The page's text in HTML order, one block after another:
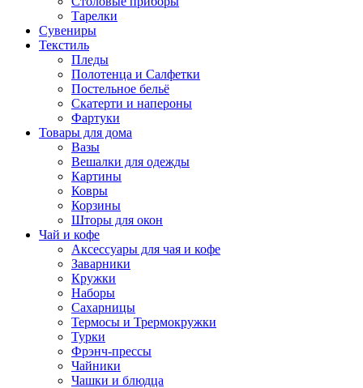
Тарелки
Сувениры
Текстиль
Пледы
Полотенца и Салфетки
Постельное бельё
Скатерти и напероны
Фартуки
Товары для дома
Вазы
Вешалки для одежды
Картины
Ковры
Корзины
Шторы для окон
Чай и кофе
Аксессуары для чая и кофе
Заварники
Кружки
Наборы
Сахарницы
Термосы и Трермокружки
Турки
Фрэнч-прессы
Чайники
Чашки и блюдца